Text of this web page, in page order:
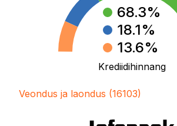
68.3%
18.1%
13.6%
Krediidihinnang